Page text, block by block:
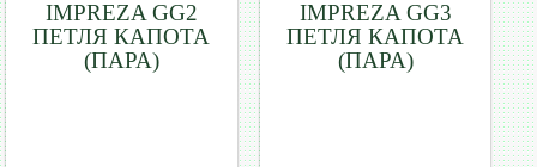
IMPREZA GG2
ПЕТЛЯ КАПОТА
(ПАРА)
IMPREZA GG3
ПЕТЛЯ КАПОТА
(ПАРА)